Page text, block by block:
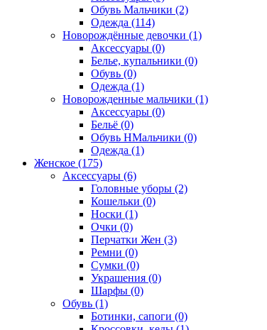
Обувь Мальчики (2)
Одежда (114)
Новорождённые девочки (1)
Аксессуары (0)
Белье, купальники (0)
Обувь (0)
Одежда (1)
Новорожденные мальчики (1)
Аксессуары (0)
Бельё (0)
Обувь НМальчики (0)
Одежда (1)
Женское (175)
Аксессуары (6)
Головные уборы (2)
Кошельки (0)
Носки (1)
Очки (0)
Перчатки Жен (3)
Ремни (0)
Сумки (0)
Украшения (0)
Шарфы (0)
Обувь (1)
Ботинки, сапоги (0)